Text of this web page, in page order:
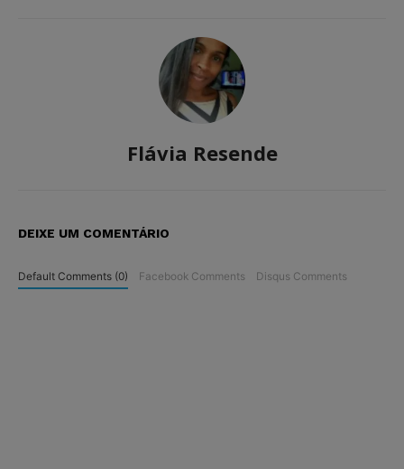
Flávia Resende
DEIXE UM COMENTÁRIO
Default Comments (0) Facebook Comments Disqus Comments